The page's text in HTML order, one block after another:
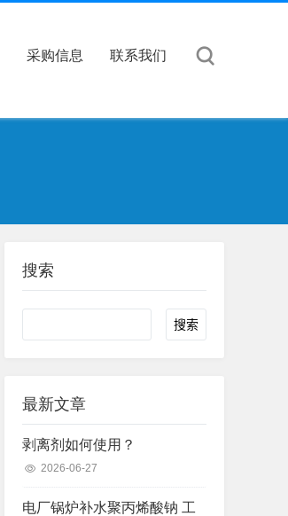
采购信息 联系我们
搜索
Search
最新文章
剥离剂如何使用？
2026-06-27
电厂锅炉补水聚丙烯酸钠 工